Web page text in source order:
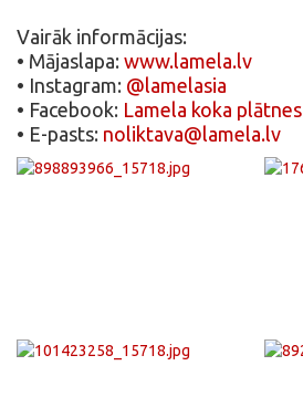
Vairāk informācijas:
• Mājaslapa: www.lamela.lv
• Instagram: @lamelasia
• Facebook: Lamela koka plātnes
• E-pasts: noliktava@lamela.lv